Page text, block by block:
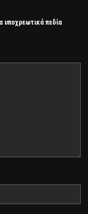
υποχρεωτικά πεδία